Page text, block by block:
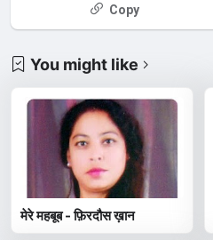
Copy
You might like
मेरे महबूब - फ़िरदौस ख़ान